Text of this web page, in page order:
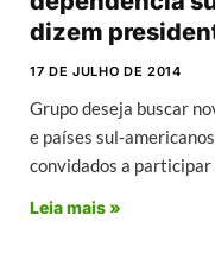
dizem
17 DE JULHO DE 2014
Grupo deseja buscar
e países sul-
convidados a participar
Leia mais »